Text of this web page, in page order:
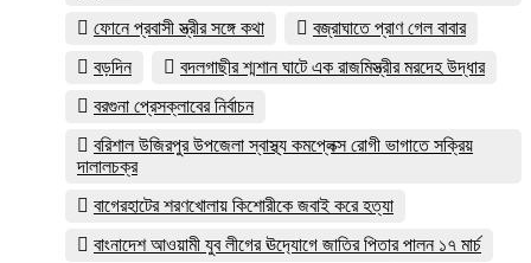
ফোনে প্রবাসী স্ত্রীর সঙ্গে কথা
বজ্রাঘাতে প্রাণ গেল বাবার
বড়দিন
বদলগাছীর শ্মশান ঘাটে এক রাজমিস্ত্রীর মরদেহ উদ্ধার
বরগুনা প্রেসক্লাবের নির্বাচন
বরিশাল উজিরপুর উপজেলা স্বাস্থ্য কমপ্লেক্স রোগী ভাগাতে সক্রিয়
দালালচক্র
বাগেরহাটের শরণখোলায় কিশোরীকে জবাই করে হত্যা
বাংনাদেশ আওয়ামী যুব লীগের ঊদ‍্যোগে জাতির পিতার পালন ১৭ মার্চ